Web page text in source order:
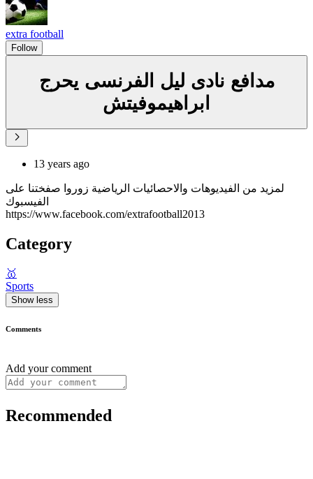
extra football
Follow
مدافع نادى ليل الفرنسى يحرج
ابراهيموفيتش
13 years ago
لمزيد من الفيديوهات والاحصائيات الرياضية زوروا صفختنا على
الفيسبوك
https://www.facebook.com/extrafootball2013
Category
🥇
Sports
Show less
Comments
Add your comment
Recommended